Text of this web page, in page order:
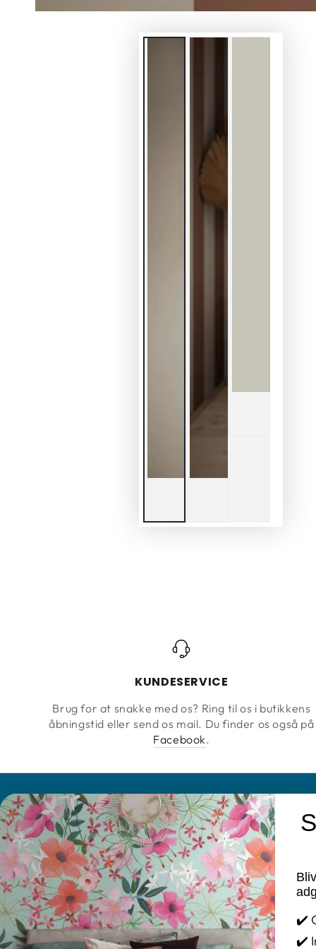
KUNDESERVICE
Brug for at snakke med os? Ring til os i butikkens
åbningstid eller send os mail. Du finder os også på
Facebook.
KONTAKT
Farvebuen Annette Jensen
Tlf. 25 78 11 48
Mail: info@tapetogkunst.dk
Adresse: Møllegade 2 – 4100 Ringsted
INFORMATION
Brands
Cookie og
FAQ
✔️
✔️